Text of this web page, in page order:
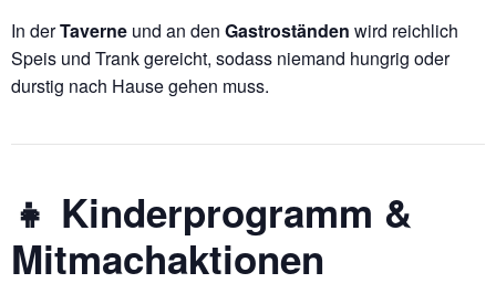
In derTaverne und an den Gastroständen wird reichlich
Speis und Trank gereicht, sodass niemand hungrig oder
durstig nach Hause gehen muss.
👧 Kinderprogramm &
Mitmachaktionen